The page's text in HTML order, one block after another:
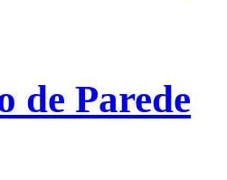
de Parede